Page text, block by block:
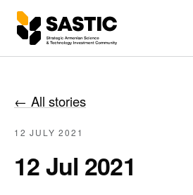
← All stories
12 JULY 2021
12 Jul 2021